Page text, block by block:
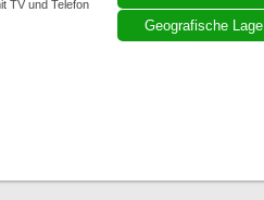
Geografische Lage
TV und Telefon